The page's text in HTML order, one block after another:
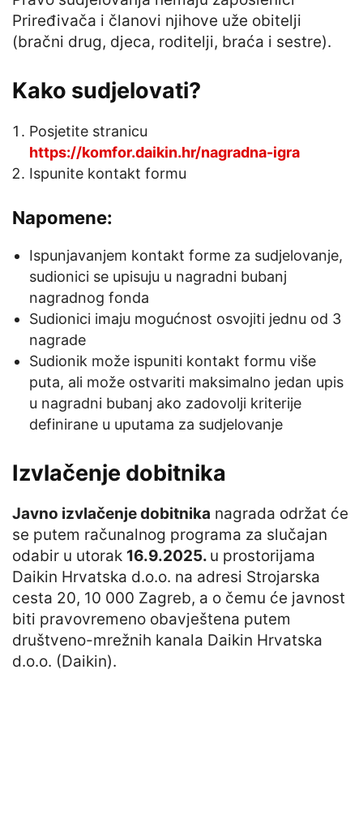
Priređivača i članovi njihove uže obitelji
(bračni drug, djeca, roditelji, braća i sestre).
Kako sudjelovati?
Posjetite stranicu
https://komfor.daikin.hr/nagradna-igra
Ispunite kontakt formu
Napomene:
Ispunjavanjem kontakt forme za sudjelovanje,
sudionici se upisuju u nagradni bubanj
nagradnog fonda
Sudionici imaju mogućnost osvojiti jednu od 3
nagrade
Sudionik može ispuniti kontakt formu više
puta, ali može ostvariti maksimalno jedan upis
u nagradni bubanj ako zadovolji kriterije
definirane u uputama za sudjelovanje
Izvlačenje dobitnika
Javno izvlačenje dobitnika nagrada održat će
se putem računalnog programa za slučajan
odabir u utorak 16.9.2025. u prostorijama
Daikin Hrvatska d.o.o. na adresi Strojarska
cesta 20, 10 000 Zagreb, a o čemu će javnost
biti pravovremeno obavještena putem
društveno-mrežnih kanala Daikin Hrvatska
d.o.o. (Daikin).